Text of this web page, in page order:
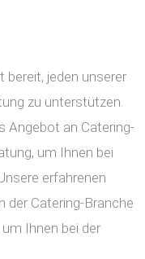
bereit, jeden unserer
zu unterstützen.
Angebot an Catering-
um Ihnen bei
erfahrenen
der Catering-Branche
Ihnen bei der